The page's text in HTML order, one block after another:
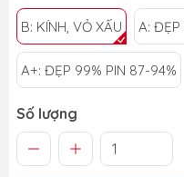
B: KÍNH, VỎ XẤU A: ĐẸP
A+: ĐẸP 99% PIN 87-94%
Số lượng